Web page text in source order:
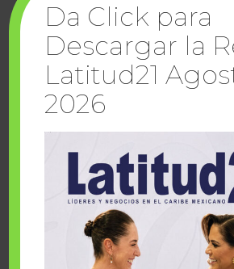
Cuando la solidaridad inspira;
sueños Fairmont Mayakoba y
Da Click para
Descargar la
Latitud21
2026